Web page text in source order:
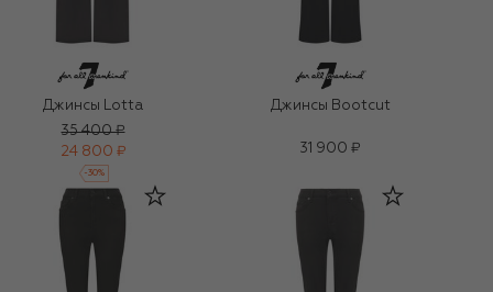
Джинсы Lotta
35 400 ₽
24 800 ₽
-30%
Джинсы Bootcut
31 900 ₽